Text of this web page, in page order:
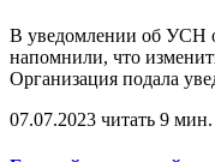
В уведомлении об УСН
напомнили, что
Организация подала
07.07.2023 читать 9 мин.